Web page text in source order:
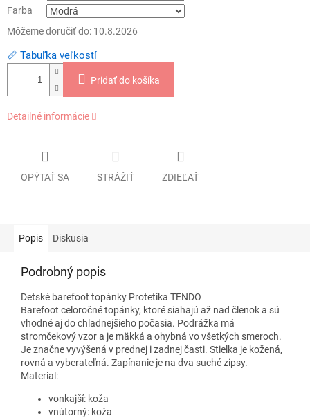
Farba
Môžeme doručiť do: 10.8.2026
📏 Tabuľka veľkostí
Pridať do košíka
Detailné informácie
OPÝTAŤ SA STRÁŽIŤ ZDIEĽAŤ
Popis Diskusia
Podrobný popis
Detské barefoot topánky Protetika TENDO
Barefoot celoročné topánky, ktoré siahajú až nad členok a sú
vhodné aj do chladnejšieho počasia. Podrážka má
stromčekový vzor a je mäkká a ohybná vo všetkých smeroch.
Je značne vyvýšená v prednej i zadnej časti. Stielka je kožená,
rovná a vyberateľná. Zapínanie je na dva suché zipsy.
Material:
vonkajší: koža
vnútorný: koža